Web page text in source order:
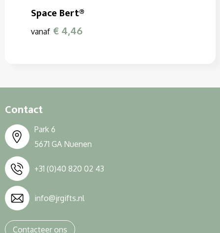
Space Bert®
vanaf € 4,46
Contact
Park 6
5671 GA Nuenen
+31 (0)40 820 02 43
info@jrgifts.nl
Contacteer ons